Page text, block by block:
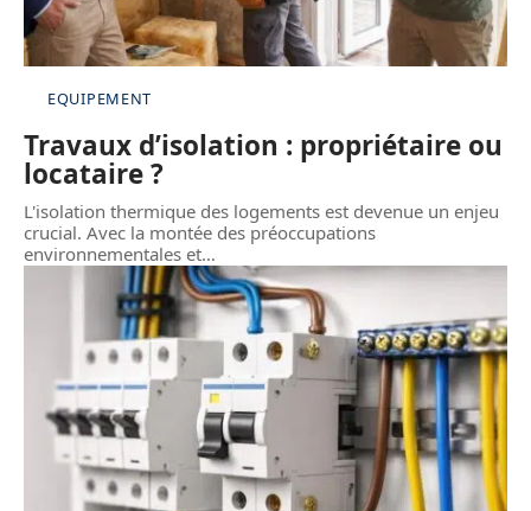
EQUIPEMENT
Travaux d’isolation : propriétaire ou
locataire ?
L'isolation thermique des logements est devenue un enjeu
crucial. Avec la montée des préoccupations
environnementales et…